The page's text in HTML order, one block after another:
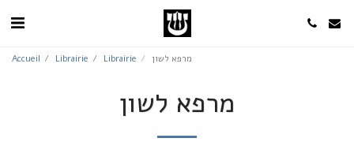
Accueil Librairie Librairie מרפא לשון
מרפא לשון